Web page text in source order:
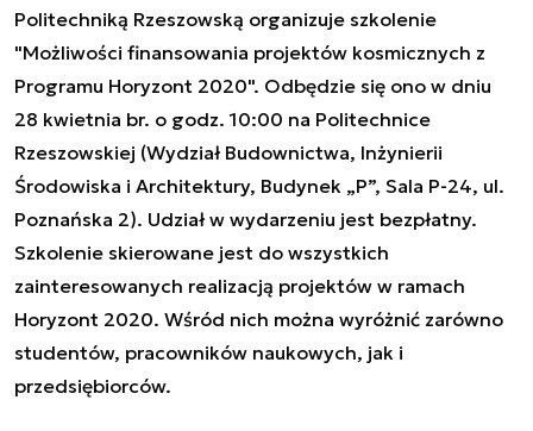
Politechniką Rzeszowską organizuje szkolenie
"Możliwości finansowania projektów kosmicznych z
Programu Horyzont 2020". Odbędzie się ono w dniu
28 kwietnia br. o godz. 10:00 na Politechnice
Rzeszowskiej (Wydział Budownictwa, Inżynierii
Środowiska i Architektury, Budynek „P”, Sala P-24, ul.
Poznańska 2). Udział w wydarzeniu jest bezpłatny.
Szkolenie skierowane jest do wszystkich
zainteresowanych realizacją projektów w ramach
Horyzont 2020. Wśród nich można wyróżnić zarówno
studentów, pracowników naukowych, jak i
przedsiębiorców.